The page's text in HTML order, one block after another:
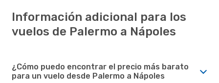
Información adicional para los
vuelos de Palermo a Nápoles
¿Cómo puedo encontrar el precio más barato
para un vuelo desde Palermo a Nápoles